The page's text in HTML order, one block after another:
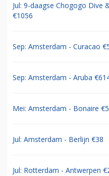
Jul: 9-daagse Chogogo Dive
€1056
Sep: Amsterdam - Curacao
Sep: Amsterdam - Aruba
Mei: Amsterdam - Bonaire
Jul: Amsterdam - Berlijn €38
Jul: Rotterdam - Antwerpen